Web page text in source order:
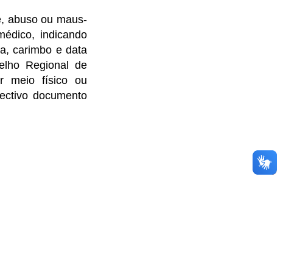
abuso ou maus-
indicando
carimbo e data
Regional de
meio físico ou
documento